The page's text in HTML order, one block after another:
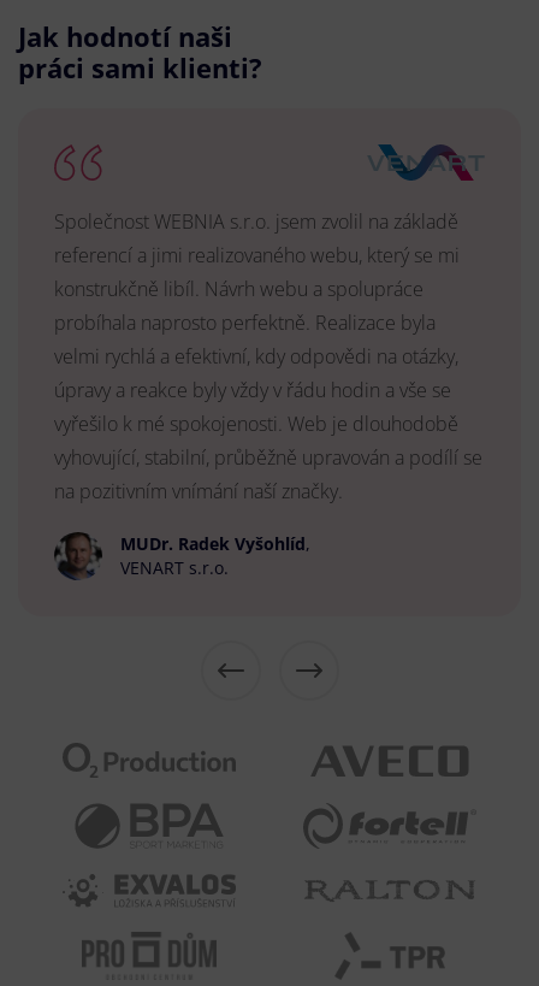
Jak hodnotí naši
práci sami klienti?
Společnost WEBNIA s.r.o. jsem zvolil na základě
referencí a jimi realizovaného webu, který se mi
konstrukčně libíl. Návrh webu a spolupráce
probíhala naprosto perfektně. Realizace byla
velmi rychlá a efektivní, kdy odpovědi na otázky,
úpravy a reakce byly vždy v řádu hodin a vše se
vyřešilo k mé spokojenosti. Web je dlouhodobě
vyhovující, stabilní, průběžně upravován a podílí se
na pozitivním vnímání naší značky.
MUDr. Radek Vyšohlíd,
VENART s.r.o.